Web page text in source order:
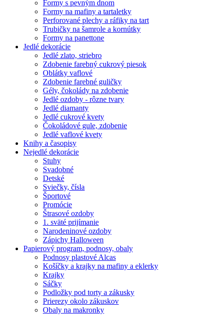
Formy s pevným dnom
Formy na mafiny a tartaletky
Perforované plechy a ráfiky na tart
Trubičky na šamrole a kornútky
Formy na panettone
Jedlé dekorácie
Jedlé zlato, striebro
Zdobenie farebný cukrový piesok
Oblátky vaflové
Zdobenie farebné guličky
Gély, čokolády na zdobenie
Jedlé ozdoby - rôzne tvary
Jedlé diamanty
Jedlé cukrové kvety
Čokoládové gule, zdobenie
Jedlé vaflové kvety
Knihy a časopisy
Nejedlé dekorácie
Stuhy
Svadobné
Detské
Sviečky, čísla
Športové
Promócie
Štrasové ozdoby
1. sväté prijímanie
Narodeninové ozdoby
Zápichy Halloween
Papierový program, podnosy, obaly
Podnosy plastové Alcas
Košíčky a krajky na mafiny a eklerky
Krajky
Sáčky
Podložky pod torty a zákusky
Prierezy okolo zákuskov
Obaly na makronky